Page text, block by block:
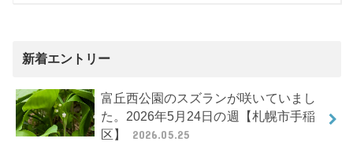
新着エントリー
富丘西公園のスズランが咲いていまし
た。2026年5月24日の週【札幌市手稲
区】
2026.05.25